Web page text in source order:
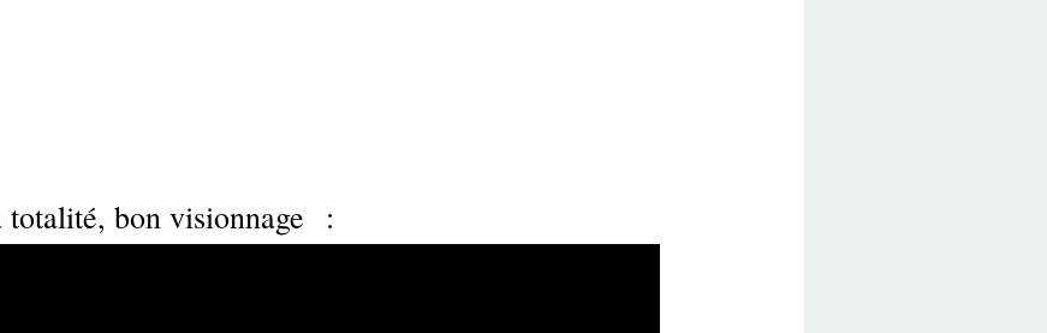
totalité, bon visionnage :